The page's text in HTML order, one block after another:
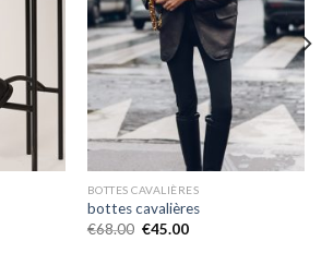
BOTTES CAVALIÈRES
bottes cavalières
€68.00 €45.00